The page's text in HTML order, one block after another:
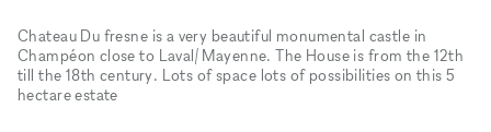
Chateau Du fresne is a very beautiful monumental castle in
Champéon close to Laval/ Mayenne. The House is from the 12th
till the 18th century. Lots of space lots of possibilities on this 5
hectare estate